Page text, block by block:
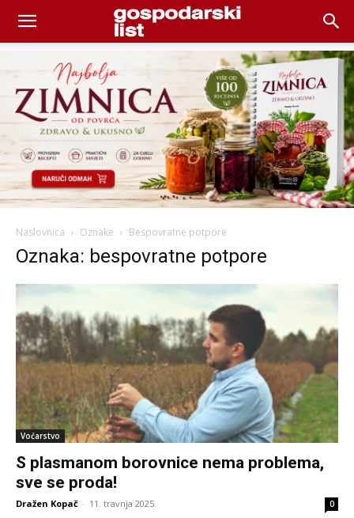
Naslovnica Oznake Bespovratne potpore
Oznaka: bespovratne potpore
Voćarstvo
S plasmanom borovnice nema problema,
sve se proda!
Dražen Kopač - 11. travnja 2025. 0